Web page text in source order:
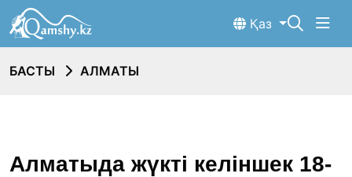
Қаз
БАСТЫ АЛМАТЫ
Алматыда жүкті келіншек 18-